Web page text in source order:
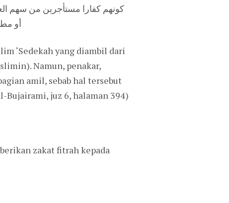
كونهم كفارا مستأجرين من سهم
أو
‘Sedekah yang diambil dari
Namun, penakar,
amil, sebab hal tersebut
Bujairami, juz 6, halaman 394)
zakat fitrah kepada